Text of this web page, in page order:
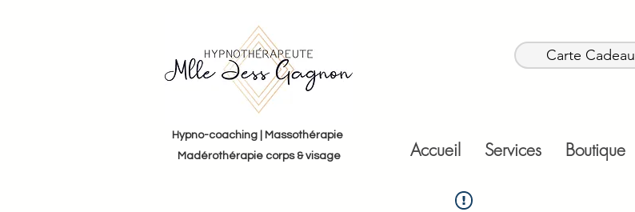
Hypno-coaching | Massothérapie
Madérothérapie corps & visage
Carte Cadeau
Accueil Services Boutique